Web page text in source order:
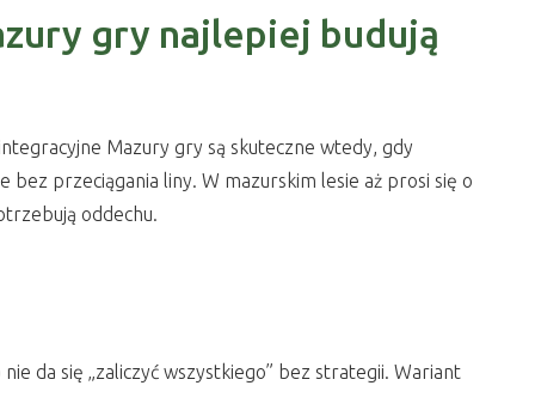
gry najlepiej budują
Mazury gry są skuteczne wtedy, gdy
przeciągania liny. W mazurskim lesie aż prosi się o
oddechu.
da się „zaliczyć wszystkiego” bez strategii. Wariant